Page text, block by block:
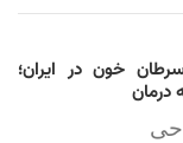
خون در ایران؛
درمان